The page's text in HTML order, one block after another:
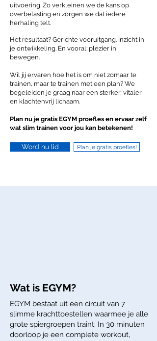
uitvoering. Zo verkleinen we de kans op
overbelasting en zorgen we dat iedere
herhaling telt.
Het resultaat? Gerichte vooruitgang. Inzicht in
je ontwikkeling. En vooral: plezier in
bewegen.
Wil jij ervaren hoe het is om niet zomaar te
trainen, maar te trainen met een plan? We
begeleiden je graag naar een sterker, vitaler
en klachtenvrij lichaam.
Plan nu je gratis EGYM proefles en ervaar zelf
wat slim trainen voor jou kan betekenen!
Word nu lid Plan je gratis proefles!
Wat is EGYM?
EGYM bestaat uit een circuit van 7
slimme krachttoestellen waarmee je alle
grote spiergroepen traint. In 30 minuten
doorloop je een complete workout,